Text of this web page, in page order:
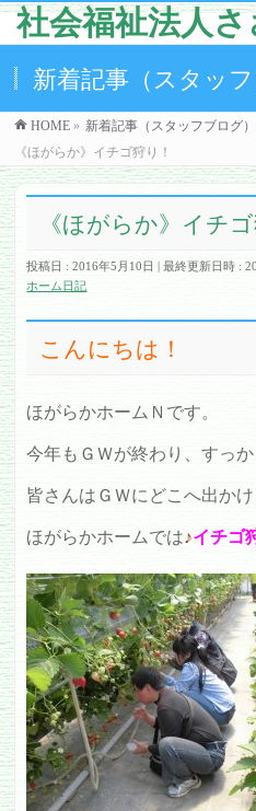
社会福祉法人
新着記事（スタッフ
HOME » 新着記事（スタッフブログ）
《ほがらか》イチゴ狩り！
《ほがらか》イチゴ
投稿日 : 2016年5月10日 最終更新日時 :
ホーム日記
こんにちは！
ほがらかホームＮです。
今年もＧＷが終わり、すっ
皆さんはＧＷにどこへ出かけ
ほがらかホームでは♪イチゴ